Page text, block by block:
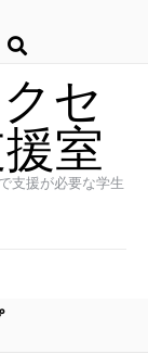
セ
室
支援が必要な学生